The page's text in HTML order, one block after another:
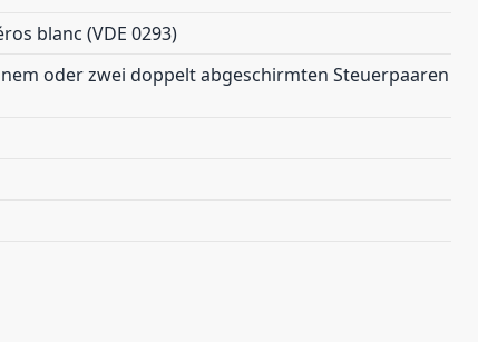
blanc (VDE 0293)
oder zwei doppelt abgeschirmten Steuerpaaren